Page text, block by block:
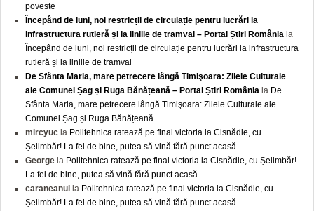
poveste
Începând de luni, noi restricții de circulație pentru lucrări la
infrastructura rutieră și la liniile de tramvai – Portal Știri România la
Începând de luni, noi restricții de circulație pentru lucrări la infrastructura
rutieră și la liniile de tramvai
De Sfânta Maria, mare petrecere lângă Timişoara: Zilele Culturale
ale Comunei Șag și Ruga Bănățeană – Portal Știri România la De
Sfânta Maria, mare petrecere lângă Timişoara: Zilele Culturale ale
Comunei Șag și Ruga Bănățeană
mircyuc la Politehnica ratează pe final victoria la Cisnădie, cu
Șelimbăr! La fel de bine, putea să vină fără punct acasă
George la Politehnica ratează pe final victoria la Cisnădie, cu Șelimbăr!
La fel de bine, putea să vină fără punct acasă
caraneanul la Politehnica ratează pe final victoria la Cisnădie, cu
Șelimbăr! La fel de bine, putea să vină fără punct acasă